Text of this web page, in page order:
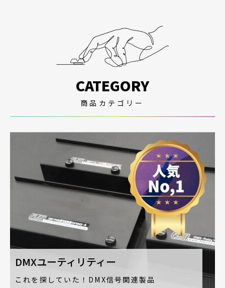
CATEGORY
商品カテゴリー
DMXユーティリティー
これを探していた！DMX信号関連製品